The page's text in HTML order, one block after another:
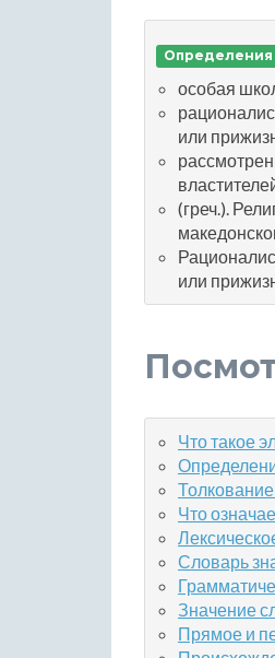
Определения
особая
или
(греч.).
или
Что такое
Что
Словарь
Значение
Прямое и